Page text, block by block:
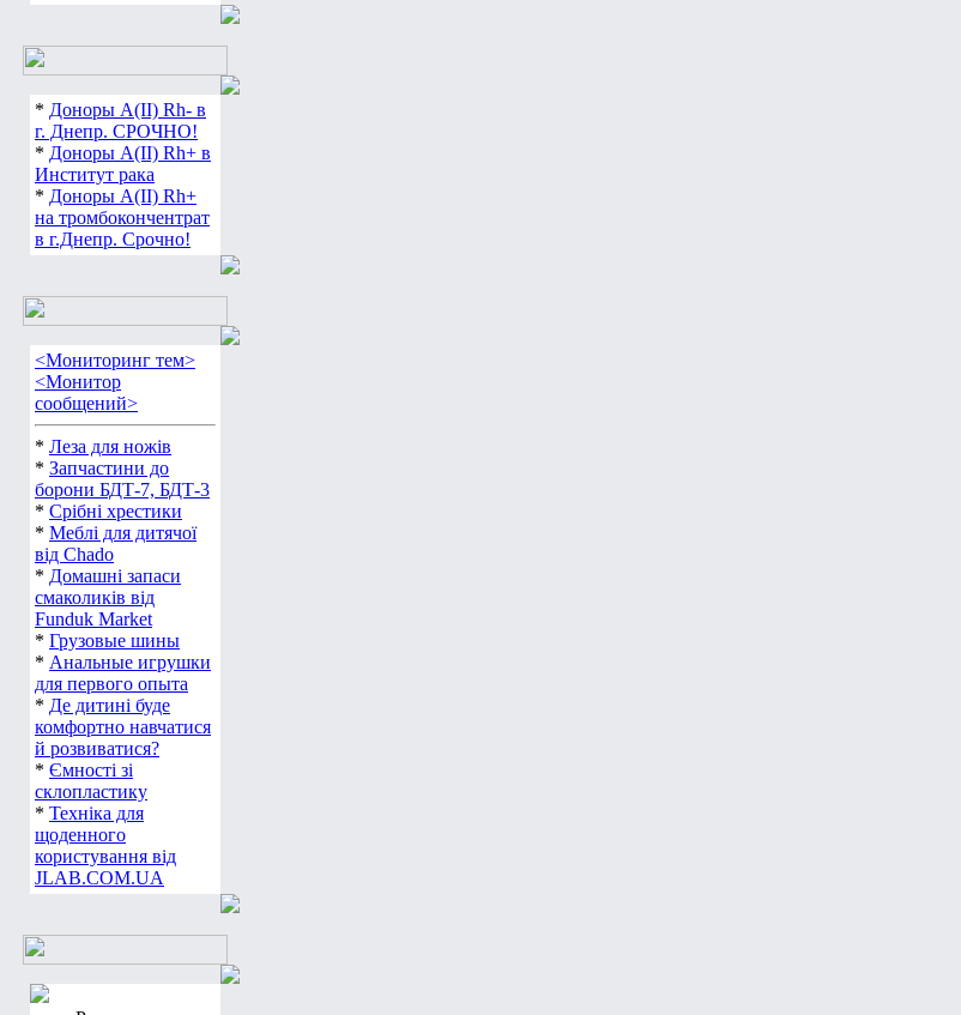
* Доноры А(ІІ) Rh- в
г. Днепр. СРОЧНО!
* Доноры А(ІІ) Rh+ в
Институт рака
* Доноры А(ІІ) Rh+
на тромбокончентрат
в г.Днепр. Срочно!
<Мониторинг тем>
<Монитор
сообщений>
* Леза для ножів
* Запчастини до
борони БДТ-7, БДТ-3
* Срібні хрестики
* Меблі для дитячої
від Chado
* Домашні запаси
смаколиків від
Funduk Market
* Грузовые шины
* Анальные игрушки
для первого опыта
* Де дитині буде
комфортно навчатися
й розвиватися?
* Ємності зі
склопластику
* Техніка для
щоденного
користування від
JLAB.COM.UA